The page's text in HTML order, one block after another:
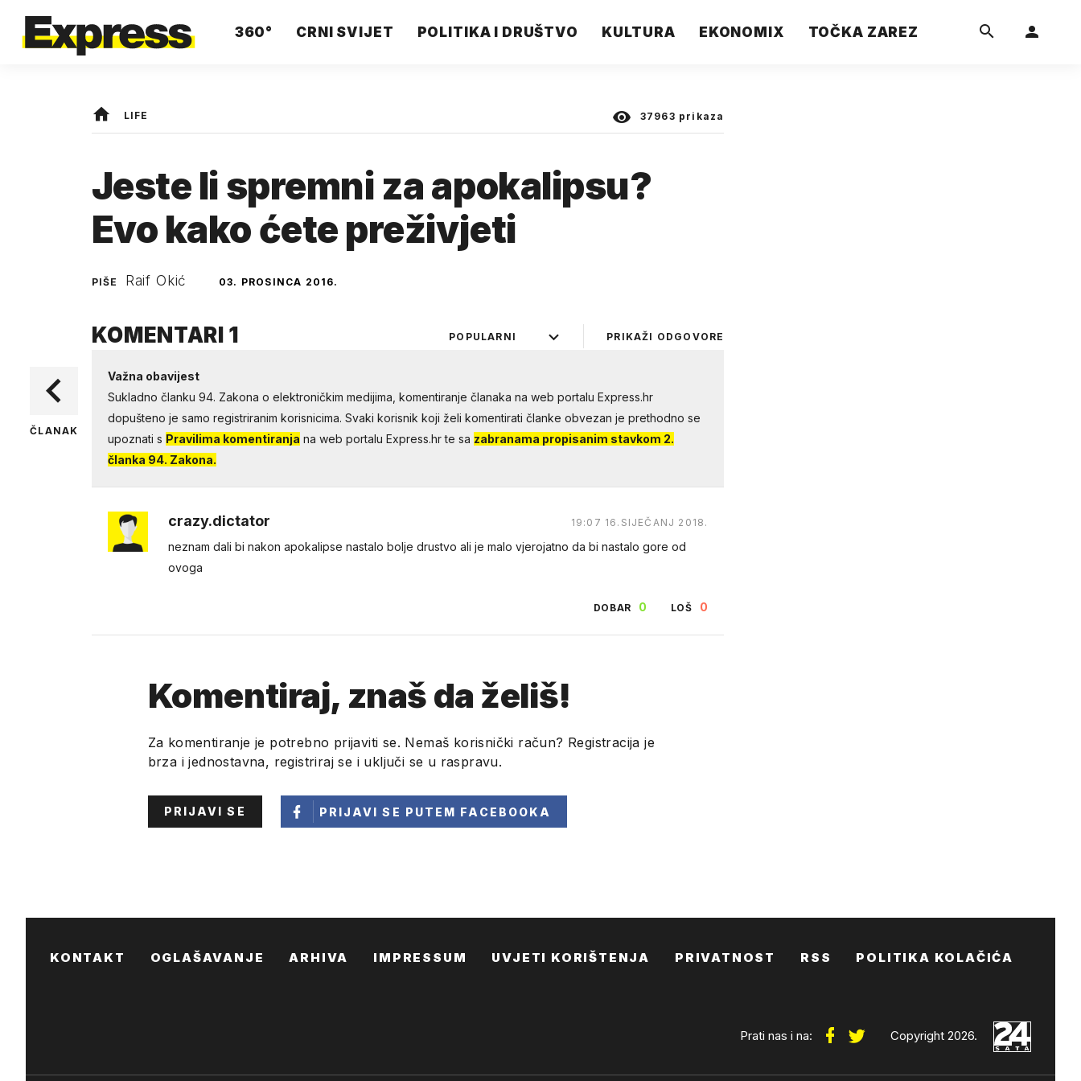
360° CRNI SVIJET POLITIKA I DRUŠTVO KULTURA EKONOMIX TOČKA ZAREZ
LIFE 37963 prikaza
Jeste li spremni za apokalipsu?
Evo kako ćete preživjeti
PIŠE Raif Okić 03. PROSINCA 2016.
ČLANAK
KOMENTARI 1 PRIKAŽI ODGOVORE
POPULARNI
Važna obavijest
Sukladno članku 94. Zakona o elektroničkim medijima, komentiranje članaka na web portalu Express.hr
dopušteno je samo registriranim korisnicima. Svaki korisnik koji želi komentirati članke obvezan je prethodno se
upoznati s Pravilima komentiranja na web portalu Express.hr te sa zabranama propisanim stavkom 2.
članka 94. Zakona.
crazy.dictator 19:07 16.SIJEČANJ 2018.
neznam dali bi nakon apokalipse nastalo bolje drustvo ali je malo vjerojatno da bi nastalo gore od
ovoga
DOBAR 0 LOŠ 0
Komentiraj, znaš da želiš!
Za komentiranje je potrebno prijaviti se. Nemaš korisnički račun? Registracija je
brza i jednostavna, registriraj se i uključi se u raspravu.
PRIJAVI SE PRIJAVI SE PUTEM FACEBOOKA
KONTAKT OGLAŠAVANJE ARHIVA IMPRESSUM UVJETI KORIŠTENJA PRIVATNOST RSS POLITIKA KOLAČIĆA
Prati nas i na: Copyright 2026.